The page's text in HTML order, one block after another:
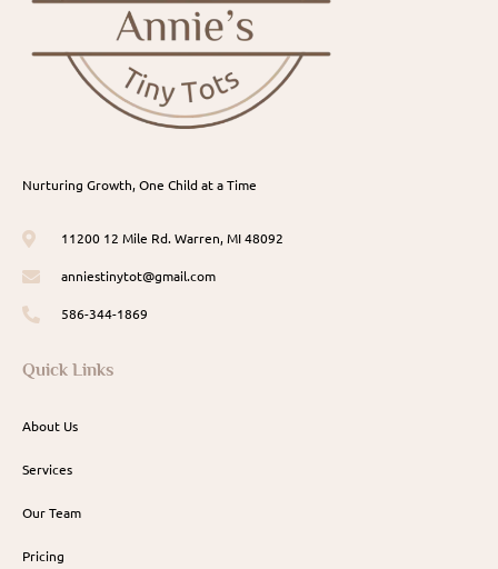
Nurturing Growth, One Child at a Time
11200 12 Mile Rd. Warren, MI 48092
anniestinytot@gmail.com
586-344-1869
Quick Links
About Us
Services
Our Team
Pricing